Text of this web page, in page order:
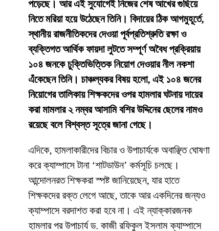
পড়েছে। আর এই সুযোগেই নিজের শেষ আখের গুছিয়ে
নিতে মরিয়া হয়ে উঠেছেন তিনি। বিদায়ের ঠিক আগমুহূর্তে,
স্থানীয় রাজনীতিকদের দেওয়া পূর্বপ্রতিশ্রুতি রক্ষা ও
ব্যক্তিগত আর্থিক ফায়দা লুটতে সম্পূর্ণ অবৈধ প্রক্রিয়ায়
১০৪ জনকে চুক্তিভিত্তিক নিয়োগ দেওয়ার নীল নকশা
এঁকেছেন তিনি। চাঞ্চল্যকর বিষয় হলো, এই ১০৪ জনের
নিয়োগের তালিকায় শিক্ষকদের ওপর হামলার ঘটনায় দায়ের
করা মামলার ২ নম্বর আসামি বশির উদ্দিনের ছেলের নামও
রয়েছে বলে বিশ্বস্ত সূত্রে জানা গেছে।
​এদিকে, হামলাকারীদের বিচার ও উপাচার্যকে অবাঞ্ছিত ঘোষণা
করে ক্যাম্পাসে টানা ‘শাটডাউন’ কর্মসূচি চলছে।
আন্দোলনরত শিক্ষকরা স্পষ্ট জানিয়েছেন, যার হাতে
শিক্ষকদের রক্ত লেগে আছে, তাকে আর একদিনের জন্যও
ক্যাম্পাসে বরদাশত করা হবে না। এই ন্যাক্কারজনক
হামলার পর উপাচার্য ড. কাজী রফিকুল ইসলাম ক্যাম্পাসে